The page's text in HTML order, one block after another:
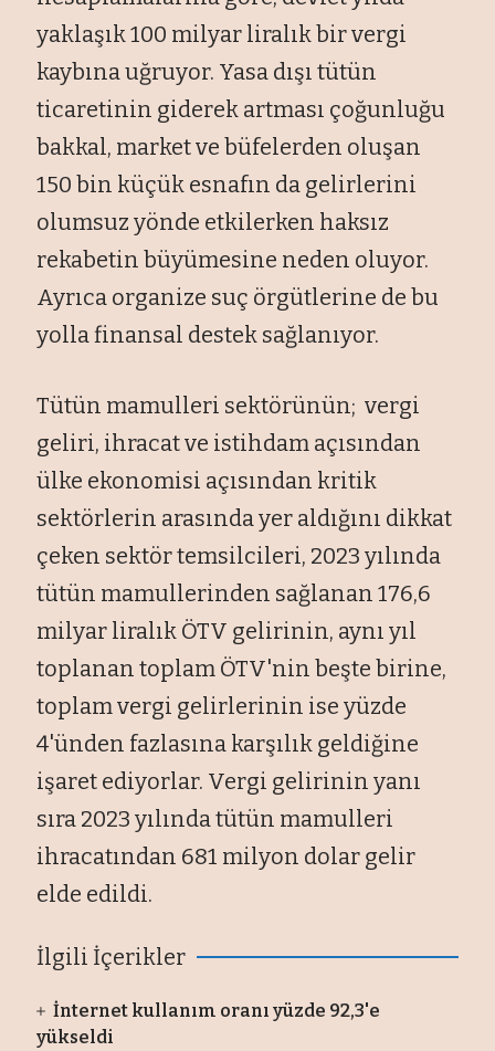
yaklaşık 100 milyar liralık bir vergi
kaybına uğruyor. Yasa dışı tütün
ticaretinin giderek artması çoğunluğu
bakkal, market ve büfelerden oluşan
150 bin küçük esnafın da gelirlerini
olumsuz yönde etkilerken haksız
rekabetin büyümesine neden oluyor.
Ayrıca organize suç örgütlerine de bu
yolla finansal destek sağlanıyor.
Tütün mamulleri sektörünün; vergi
geliri, ihracat ve istihdam açısından
ülke ekonomisi açısından kritik
sektörlerin arasında yer aldığını dikkat
çeken sektör temsilcileri, 2023 yılında
tütün mamullerinden sağlanan 176,6
milyar liralık ÖTV gelirinin, aynı yıl
toplanan toplam ÖTV'nin beşte birine,
toplam vergi gelirlerinin ise yüzde
4'ünden fazlasına karşılık geldiğine
işaret ediyorlar. Vergi gelirinin yanı
sıra 2023 yılında tütün mamulleri
ihracatından 681 milyon dolar gelir
elde edildi.
İlgili İçerikler
İnternet kullanım oranı yüzde 92,3'e
yükseldi